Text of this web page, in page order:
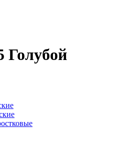
Голубой